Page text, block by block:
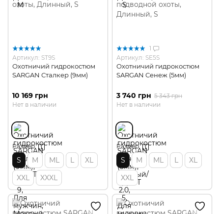
Артикул: ST9S
Охотничий гидрокостюм
SARGAN Сталкер (9мм)
10 169 грн
Нет в наличии
Размер
S M ML L
XL
XXL
XXXL
1
Артикул: SE5S
Охотничий гидрокостюм
SARGAN Сенеж (5мм)
3 740 грн 5 343 грн
Нет в наличии
Размер
S M ML L
XL
XXL